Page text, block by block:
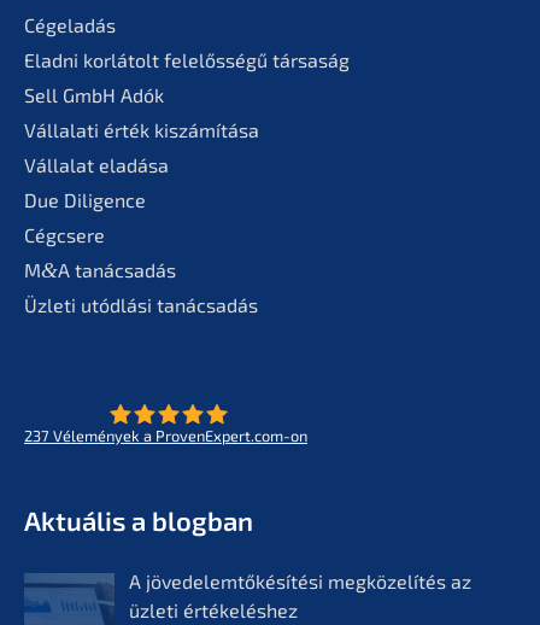
Cégela­dás
Eladni korlá­tolt felelős­sé­gű társaság
Sell GmbH Adók
Vállala­ti érték kiszámítása
Válla­lat eladása
Due Diligence
Cégcse­re
M&A tanác­sa­dás
Üzleti utódlá­si tanácsadás
237 Vélemé­ny­ek a ProvenExpert.com-on
Aktuá­lis a blogban
A jövedelem­tőké­sí­té­si megkö­ze­lí­tés az
üzleti értékelés­hez